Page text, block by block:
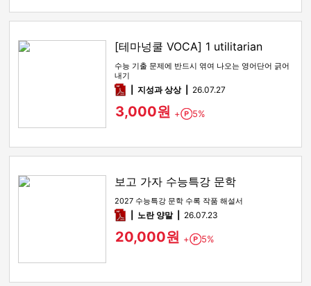
[테마넝쿨 VOCA] 1 utilitarian
수능 기출 문제에 반드시 엮여 나오는 영어단어 긁어
내기
pdf지성과 상상 26.07.27
3,000원 + Point
5%
보고 가자 수능특강 문학
2027 수능특강 문학 수록 작품 해설서
pdf노란 양말 26.07.23
20,000원 + Point
5%